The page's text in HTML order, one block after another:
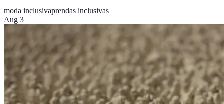
moda inclusivaprendas inclusivas
Aug 3